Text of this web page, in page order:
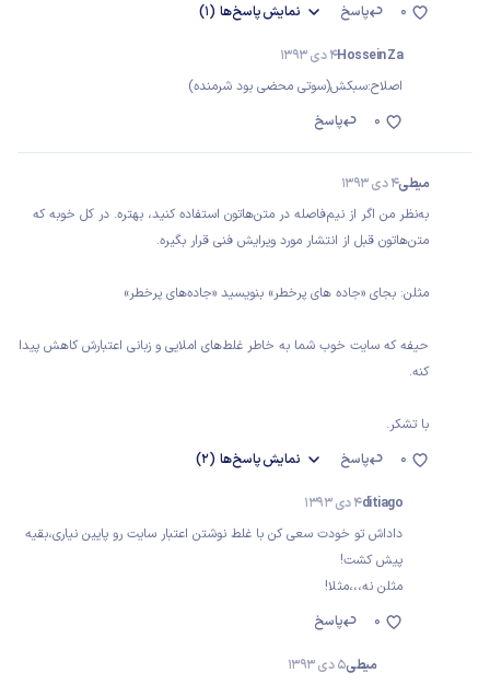
پاسخ
نمایشپاسخ‌ها (1) 0
Hossein Za4 دی 1393
اصلاح:سبکش(سوتی محضی بود شرمنده)
پاسخ
0
میطی4 دی 1393
به‌نظر من اگر از نیم‌فاصله در متن‌هاتون استفاده کنید، بهتره. در کل خوبه که
متن‌هاتون قبل از انتشار مورد ویرایش فنی قرار بگیره.
مثلن: بجای «جاده های پرخطر» بنویسید «جاده‌های پرخطر»
حیفه که سایت خوب شما به خاطر غلط‌های املایی و زبانی اعتبارش کاهش پیدا
کنه.
با تشکر.
پاسخ
نمایشپاسخ‌ها (2) 0
ditiago4 دی 1393
داداش تو خودت سعی کن با غلط نوشتن اعتبار سایت رو پایین نیاری،بقیه
پیش کشت!
مثلن نه،،،مثلا!
پاسخ
0
میطی5 دی 1393